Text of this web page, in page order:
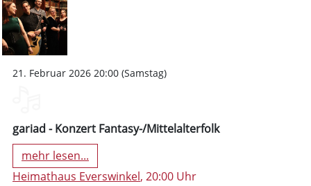
21. Februar 2026 20:00 (Samstag)
gariad - Konzert Fantasy-/Mittelalterfolk
mehr lesen...
Heimathaus Everswinkel, 20:00 Uhr